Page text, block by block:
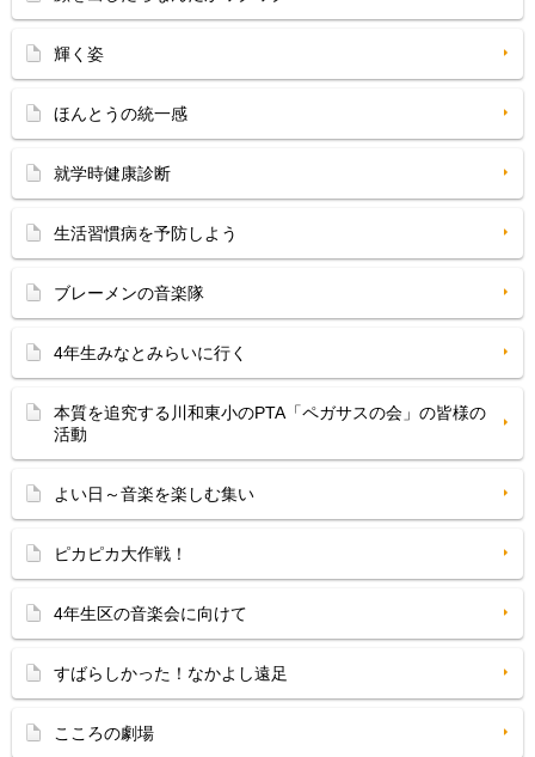
輝く姿
ほんとうの統一感
就学時健康診断
生活習慣病を予防しよう
ブレーメンの音楽隊
4年生みなとみらいに行く
本質を追究する川和東小のPTA「ペガサスの会」の皆様の
活動
よい日～音楽を楽しむ集い
ピカピカ大作戦！
4年生区の音楽会に向けて
すばらしかった！なかよし遠足
こころの劇場